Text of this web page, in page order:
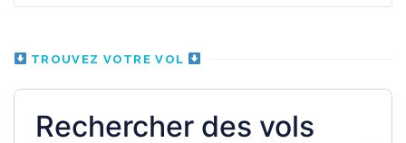
TROUVEZ VOTRE VOL